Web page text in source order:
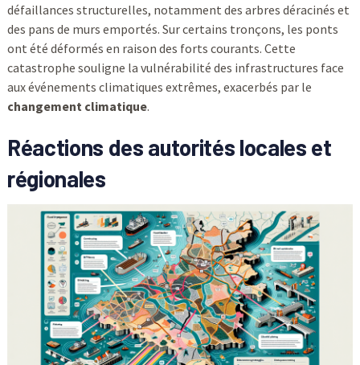
défaillances structurelles, notamment des arbres déracinés et
des pans de murs emportés. Sur certains tronçons, les ponts
ont été déformés en raison des forts courants. Cette
catastrophe souligne la vulnérabilité des infrastructures face
aux événements climatiques extrêmes, exacerbés par le
changement climatique.
Réactions des autorités locales et
régionales